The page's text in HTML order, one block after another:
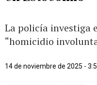
La policía investiga
“homicidio
14 de noviembre de 2025 -